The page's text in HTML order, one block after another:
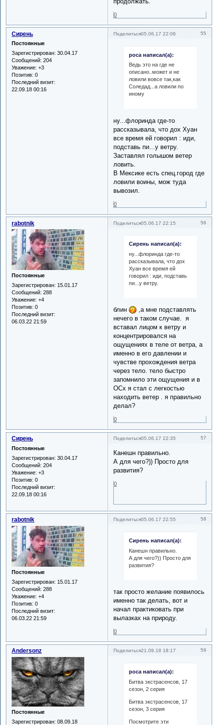
0
Поделиться 55
05.06.17 22:06
Сирень
Постоянные
Зарегистрирован: 30.04.17
Сообщений: 204
Уважение: +3
Позитив: 0
Последний визит:
22.09.18 00:16
роса написал(а):
Ведь это на где не
описано..может и не
ловили вовсе так,как
Соледад...а ловили по
иному
ну...флоринда где-то
рассказывала, что дох Хуан
все время ей говорил : иди,
подставь пи...у ветру.
Заставлял голышом ветер
ловить.
В Мексике есть спец.город где
ловили воины, мож туда
вывозил.
0
Поделиться 56
05.06.17 22:15
rabotnik
Постоянные
Зарегистрирован: 15.01.17
Сообщений: 288
Уважение: +4
Позитив: 0
Последний визит:
06.03.22 21:59
Сирень написал(а):
ну...флоринда где-то
рассказывала, что дох
Хуан все время ей
говорил : иди, подставь
пи...у ветру.
блин
,а мне подставлять
нечего в таком случае. я
вставал лицом к ветру и
концентрировался на
ощущениях в теле от ветра, а
именно в его давлении и
чувстве прохождения ветра
через тело. тело быстро
запомнило эти ощущения и в
ОСх я стал с легкостью
находить ветер . я правильно
делал?
0
Поделиться 57
05.06.17 22:35
Сирень
Постоянные
Зарегистрирован: 30.04.17
Сообщений: 204
Уважение: +3
Позитив: 0
Последний визит:
22.09.18 00:16
Канешн правильно.
А для чего?)) Просто для
развития?
0
Поделиться 58
05.06.17 22:55
rabotnik
Постоянные
Зарегистрирован: 15.01.17
Сообщений: 288
Уважение: +4
Позитив: 0
Последний визит:
06.03.22 21:59
Сирень написал(а):
Канешн правильно.
А для чего?)) Просто для
развития?
так просто желание появилось
именно так делать, вот и
начал практиковать при
вылазках на природу.
0
Поделиться 59
21.09.18 18:17
Andersonz
Постоянные
Зарегистрирован: 08.09.18
роса написал(а):
Битва экстрасенсов, 17
сезон, 2 серия
Битва экстрасенсов, 17
сезон, 3 серия
Посмотрите эти